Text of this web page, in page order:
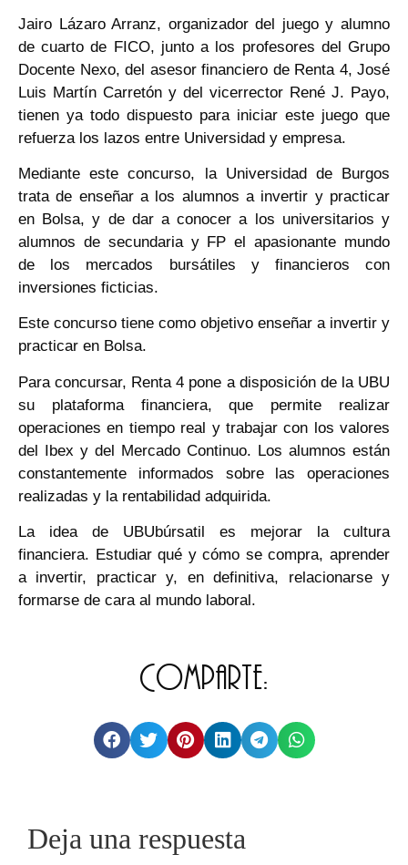
Jairo Lázaro Arranz, organizador del juego y alumno
de cuarto de FICO, junto a los profesores del Grupo
Docente Nexo, del asesor financiero de Renta 4, José
Luis Martín Carretón y del vicerrector René J. Payo,
tienen ya todo dispuesto para iniciar este juego que
refuerza los lazos entre Universidad y empresa.
Mediante este concurso, la Universidad de Burgos
trata de enseñar a los alumnos a invertir y practicar
en Bolsa, y de dar a conocer a los universitarios y
alumnos de secundaria y FP el apasionante mundo
de los mercados bursátiles y financieros con
inversiones ficticias.
Este concurso tiene como objetivo enseñar a invertir y
practicar en Bolsa.
Para concursar, Renta 4 pone a disposición de la UBU
su plataforma financiera, que permite realizar
operaciones en tiempo real y trabajar con los valores
del Ibex y del Mercado Continuo. Los alumnos están
constantemente informados sobre las operaciones
realizadas y la rentabilidad adquirida.
La idea de UBUbúrsatil es mejorar la cultura
financiera. Estudiar qué y cómo se compra, aprender
a invertir, practicar y, en definitiva, relacionarse y
formarse de cara al mundo laboral.
Comparte:
Deja una respuesta